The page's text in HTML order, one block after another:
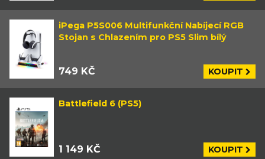
iPega P5S006 Multifunkční Nabíjecí RGB
Stojan s Chlazením pro PS5 Slim bílý
749 KČ KOUPIT
Battlefield 6 (PS5)
1 149 KČ KOUPIT